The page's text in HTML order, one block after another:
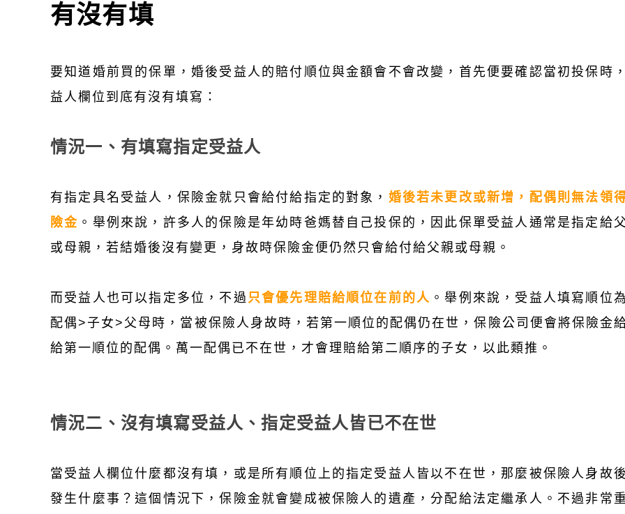
有沒有填
要知道婚前買的保單，婚後受益人的賠付順位與金額會不會改變，首先便要確認當初投保時
益人欄位到底有沒有填寫：
情況一、有填寫指定受益人
有指定具名受益人，保險金就只會給付給指定的對象， 婚後若未更改或新增，配偶則無法領
險金 。舉例來說，許多人的保險是年幼時爸媽替自己投保的，因此保單受益人通常是指定給
或母親，若結婚後沒有變更，身故時保險金便仍然只會給付給父親或母親。
而受益人也可以指定多位，不過只會優先理賠給順位在前的人 。舉例來說，受益人填寫順位為
配偶>子女>父母時，當被保險人身故時，若第一順位的配偶仍在世，保險公司便會將保險金
給第一順位的配偶。萬一配偶已不在世，才會理賠給第二順序的子女，以此類推。
情況二、沒有填寫受益人、指定受益人皆已不在世
當受益人欄位什麼都沒有填，或是所有順位上的指定受益人皆以不在世，那麼被保險人身故
發生什麼事？這個情況下，保險金就會變成被保險人的遺產，分配給法定繼承人。不過非常